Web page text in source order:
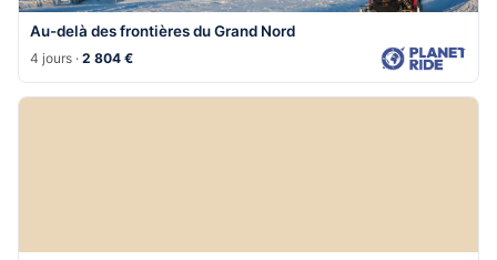
Au-delà des frontières du Grand Nord
4 jours ·2 804 €